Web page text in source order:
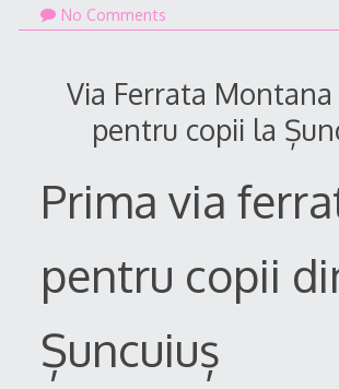
No Comments
Via Ferrata
pentru copii la
Prima via
pentru copii
Șuncuiuș